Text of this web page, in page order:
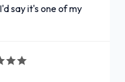
say it's one of my